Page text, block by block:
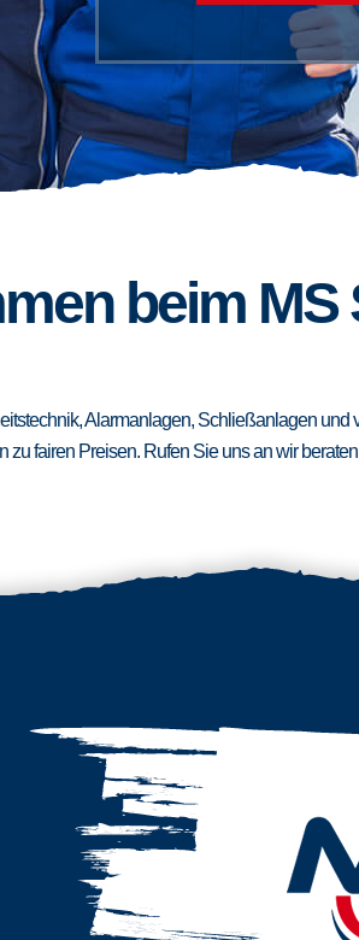
beim
Alarmanlagen, Schließanlagen
zu fairen Preisen. Rufen Sie uns an wir